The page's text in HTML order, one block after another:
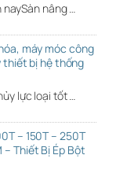
nâng …
máy móc công
thiết bị hệ thống
lực loại tốt …
– 150T – 250T
– Thiết Bị Ép Bột